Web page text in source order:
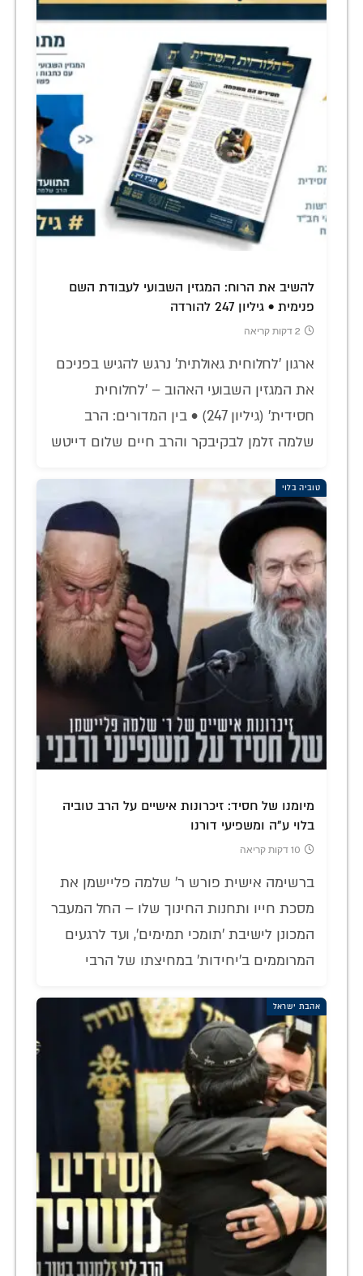
להשיב את הרוח: המגזין השבועי לעבודת השם
פנימית • גיליון 247 להורדה
2 דקות קריאה
ארגון 'לחלוחית גאולתית' נרגש להגיש בפניכם
את המגזין השבועי האהוב – 'לחלוחית
חסידית' (גיליון 247) • בין המדורים: הרב
שלמה זלמן לבקיבקר והרב חיים שלום דייטש
טוביה בלוי
מיומנו של חסיד: זיכרונות אישיים על הרב טוביה
בלוי ע"ה ומשפיעי דורנו
10 דקות קריאה
ברשימה אישית פורש ר' שלמה פליישמן את
מסכת חייו ותחנות החינוך שלו – החל המעבר
המכונן לישיבת 'תומכי תמימים', ועד לרגעים
המרוממים ב'יחידות' במחיצתו של הרבי
אהבת ישראל